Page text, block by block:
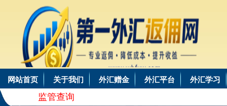
网站首页 关于我们 外汇赠金 外汇平台 外汇学习
监管查询